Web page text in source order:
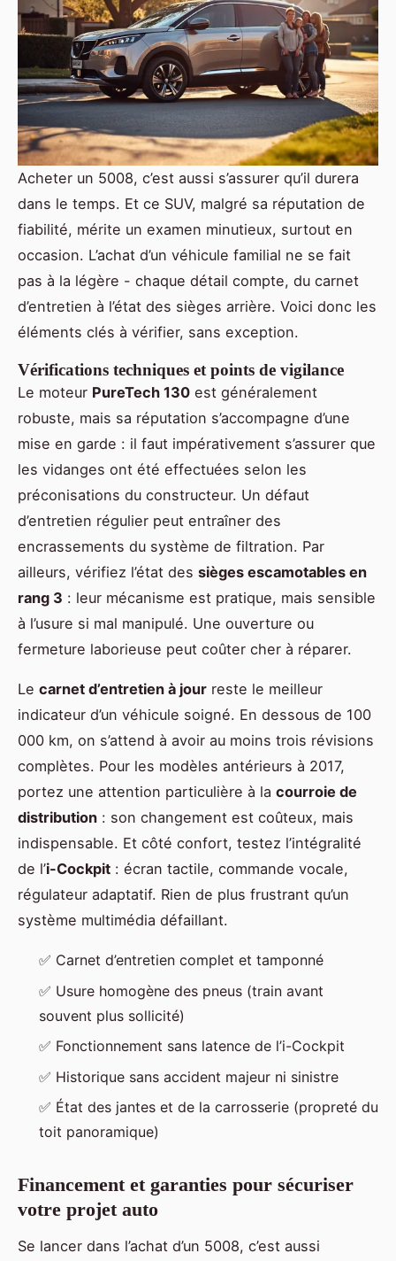
Acheter un 5008, c’est aussi s’assurer qu’il durera
dans le temps. Et ce SUV, malgré sa réputation de
fiabilité, mérite un examen minutieux, surtout en
occasion. L’achat d’un véhicule familial ne se fait
pas à la légère - chaque détail compte, du carnet
d’entretien à l’état des sièges arrière. Voici donc les
éléments clés à vérifier, sans exception.
Vérifications techniques et points de vigilance
Le moteur PureTech 130 est généralement
robuste, mais sa réputation s’accompagne d’une
mise en garde : il faut impérativement s’assurer que
les vidanges ont été effectuées selon les
préconisations du constructeur. Un défaut
d’entretien régulier peut entraîner des
encrassements du système de filtration. Par
ailleurs, vérifiez l’état des sièges escamotables en
rang 3 : leur mécanisme est pratique, mais sensible
à l’usure si mal manipulé. Une ouverture ou
fermeture laborieuse peut coûter cher à réparer.
Le carnet d’entretien à jour reste le meilleur
indicateur d’un véhicule soigné. En dessous de 100
000 km, on s’attend à avoir au moins trois révisions
complètes. Pour les modèles antérieurs à 2017,
portez une attention particulière à la courroie de
distribution : son changement est coûteux, mais
indispensable. Et côté confort, testez l’intégralité
de l’i-Cockpit : écran tactile, commande vocale,
régulateur adaptatif. Rien de plus frustrant qu’un
système multimédia défaillant.
✅ Carnet d’entretien complet et tamponné
✅ Usure homogène des pneus (train avant
souvent plus sollicité)
✅ Fonctionnement sans latence de l’i-Cockpit
✅ Historique sans accident majeur ni sinistre
✅ État des jantes et de la carrosserie (propreté du
toit panoramique)
Financement et garanties pour sécuriser
votre projet auto
Se lancer dans l’achat d’un 5008, c’est aussi